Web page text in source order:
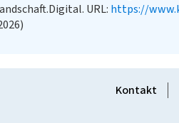
URL: https://
Kontakt